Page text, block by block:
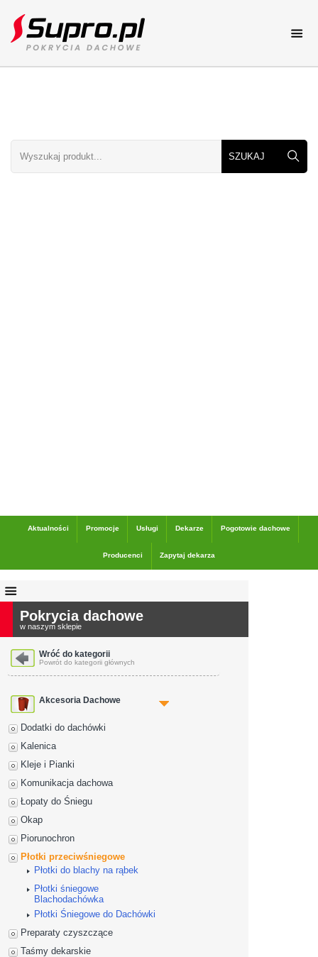
Porady
Aktualności Promocje Usługi Dekarze Pogotowie dachowe
Producenci Zapytaj dekarza
Pokrycia dachowe
w naszym sklepie
Wróć do kategorii
Powrót do kategorii głównych
Akcesoria Dachowe
Dodatki do dachówki
Kalenica
Kleje i Pianki
Komunikacja dachowa
Łopaty do Śniegu
Okap
Piorunochron
Płotki przeciwśniegowe
Płotki do blachy na rąbek
Płotki śniegowe
Blachodachówka
Płotki Śniegowe do Dachówki
Preparaty czyszczące
Taśmy dekarskie